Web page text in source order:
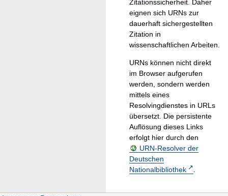
Zitationssicherheit. Daher
eignen sich URNs zur
dauerhaft sichergestellten
Zitation in
wissenschaftlichen Arbeiten.
URNs können nicht direkt
im Browser aufgerufen
werden, sondern werden
mittels eines
Resolvingdienstes in URLs
übersetzt. Die persistente
Auflösung dieses Links
erfolgt hier durch den
URN-Resolver der
Deutschen
Nationalbibliothek
.